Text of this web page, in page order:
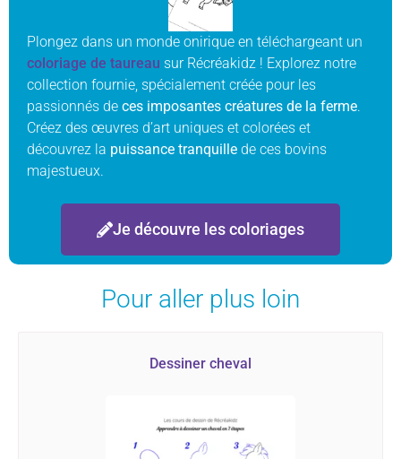
Plongez dans un monde onirique en téléchargeant un
coloriage de taureau sur Récréakidz ! Explorez notre
collection fournie, spécialement créée pour les
passionnés de ces imposantes créatures de la ferme.
Créez des œuvres d’art uniques et colorées et
découvrez la puissance tranquille de ces bovins
majestueux.
Je découvre les coloriages
Pour aller plus loin
Dessiner cheval